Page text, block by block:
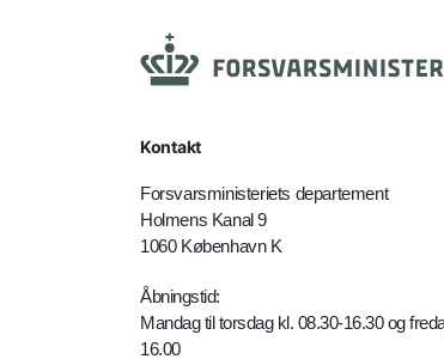
Kontakt
Forsvarsministeriets departement
Holmens Kanal 9
1060 København K
Åbningstid:
Mandag til torsdag kl. 08.30-16.30 og
16.00